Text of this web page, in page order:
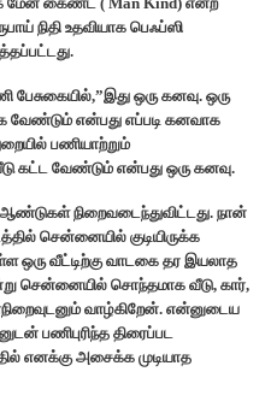
நிதி உதவியாக பெஃப்ஸி
ஒரு கனவு. ஒரு
வேண்டும் என்பது எப்படி கனவாக
பணியாற்றும்
கட்ட வேண்டும் என்பது ஒரு கனவு.
நிறைவடைந்துவிட்டது. நான்
சென்னையில் குடியிருக்க
ஒரு வீட்டிற்கு வாடகை தர இயலாத
சென்னையில் சொந்தமாக வீடு, கார்,
வாழ்கிறேன். என்னுடைய
பணிபுரிந்த திரைப்பட
எனக்கு அசைக்க முடியாத